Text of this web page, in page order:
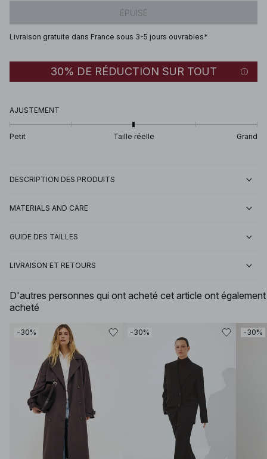
ÉPUISÉ
Livraison gratuite dans France sous 3-5 jours ouvrables*
30% DE RÉDUCTION SUR TOUT
AJUSTEMENT
Petit Taille réelle Grand
DESCRIPTION DES PRODUITS
MATERIALS AND CARE
GUIDE DES TAILLES
LIVRAISON ET RETOURS
D'autres personnes qui ont acheté cet article ont également
acheté
-30% -30% -30%